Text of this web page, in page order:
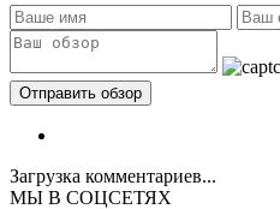
Загрузка комментариев...
МЫ В СОЦСЕТЯХ